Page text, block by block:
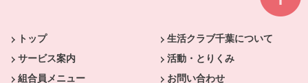
トップ
生活クラブ千葉について
サービス案内
活動・とりくみ
組合員メニュー
お問い合わせ